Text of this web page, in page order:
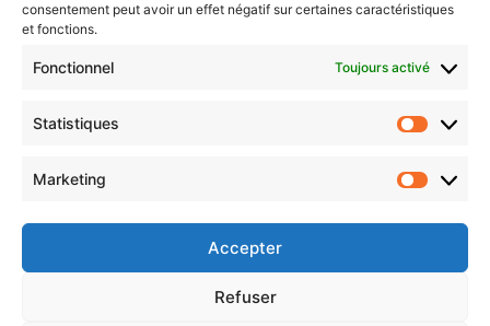
consentement peut avoir un effet négatif sur certaines caractéristiques
et fonctions.
Fonctionnel Toujours activé
Statistiques
Marketing
Accepter
Refuser
Choisissez : matin, soir ou hebdo ?
votre